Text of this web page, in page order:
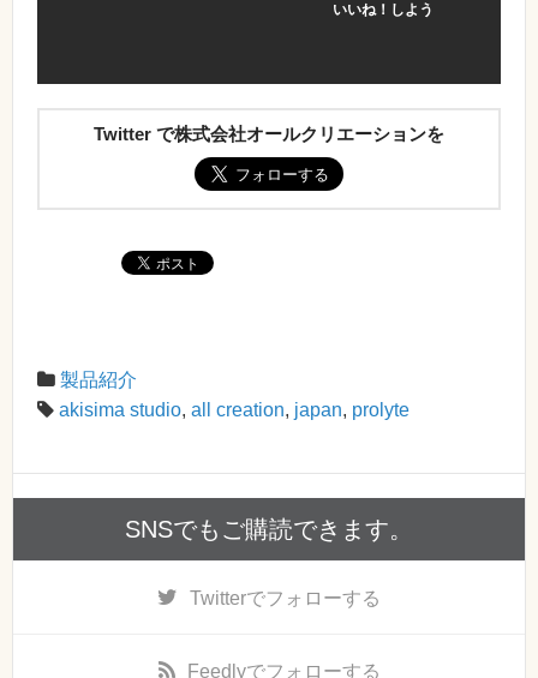
いいね！しよう
Twitter で株式会社オールクリエーションを
製品紹介
akisima studio, all creation, japan, prolyte
SNSでもご購読できます。
Twitterでフォローする
Feedlyでフォローする